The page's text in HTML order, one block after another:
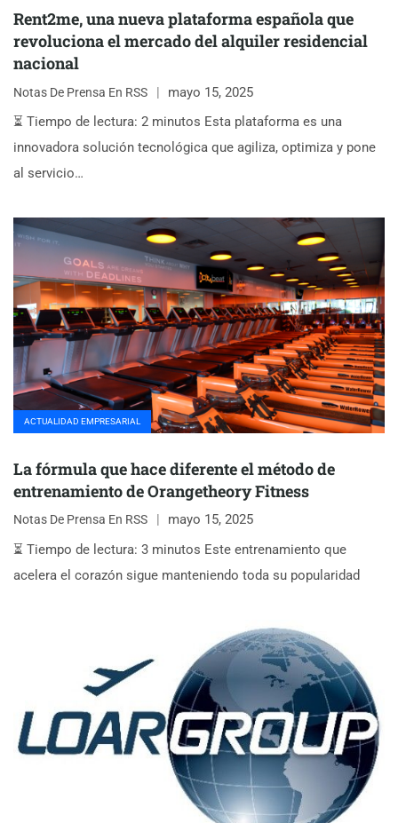
Rent2me, una nueva plataforma española que
revoluciona el mercado del alquiler residencial
nacional
Notas De Prensa En RSS
mayo 15, 2025
⏳ Tiempo de lectura: 2 minutos Esta plataforma es una
innovadora solución tecnológica que agiliza, optimiza y pone
al servicio…
ACTUALIDAD EMPRESARIAL
La fórmula que hace diferente el método de
entrenamiento de Orangetheory Fitness
Notas De Prensa En RSS
mayo 15, 2025
⏳ Tiempo de lectura: 3 minutos Este entrenamiento que
acelera el corazón sigue manteniendo toda su popularidad